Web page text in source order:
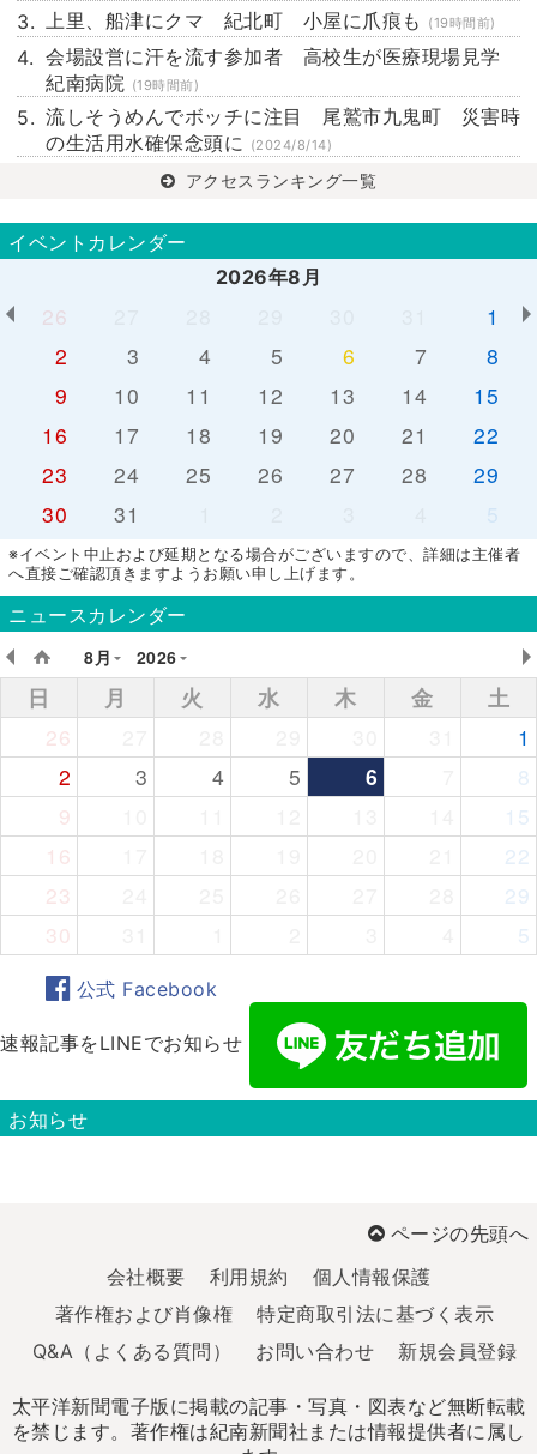
上里、船津にクマ 紀北町 小屋に爪痕も (19時間前)
会場設営に汗を流す参加者 高校生が医療現場見学
紀南病院 (19時間前)
流しそうめんでボッチに注目 尾鷲市九鬼町 災害時
の生活用水確保念頭に
(2024/8/14)
アクセスランキング一覧
イベントカレンダー
2026年8月
26
1
2
3 4 5 6 7
8
9
10 11 12 13 14
15
16
17 18 19 20 21
22
23
24 25 26 27 28
29
30
31 5
※イベント中止および延期となる場合がございますので、詳細は主催者
へ直接ご確認頂きますようお願い申し上げます。
ニュースカレンダー
8月
2026
日 月 火 水 木 金
土
26
1
2
3 4 5 6
8
9
15
16
22
23
29
30
5
公式 Facebook
速報記事をLINEでお知らせ
お知らせ
ページの先頭へ
会社概要
利用規約
個人情報保護
著作権および肖像権
特定商取引法に基づく表示
Q&A（よくある質問）
お問い合わせ 新規会員登録
太平洋新聞電子版に掲載の記事・写真・図表など無断転載
を禁じます。著作権は紀南新聞社または情報提供者に属し